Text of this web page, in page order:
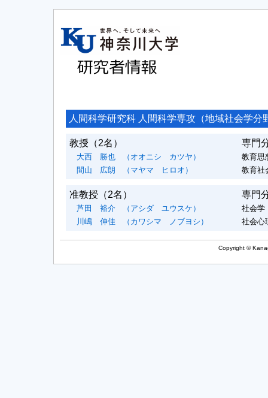
人間科学研究科 人間科学専攻（地域社会学
教授 （2名） 専門
大西 勝也 （オオニシ カツヤ）
教育思
間山 広朗
（マヤマ ヒロオ） 教育社
准教授 （2名） 専門
芦田 裕介 （アシダ ユウスケ）
社会学
川嶋 伸佳
（カワシマ ノブヨシ） 社会心
Copyright ©